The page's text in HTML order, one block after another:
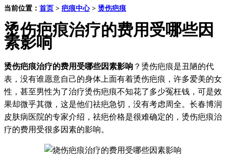
当前位置： 首页 > 疤痕中心> 烫伤疤痕
烫伤疤痕治疗的费用受哪些因
素影响
烫伤疤痕治疗的费用受哪些因素影响 ？烫伤疤痕是丑陋的代
表，没有谁愿意自己的身体上面有着烫伤疤痕，许多爱美的女
性，甚至男性为了治疗烫伤疤痕不知花了多少冤枉钱，可是效
果却微乎其微，这是他们祛疤急切，没有考虑周全。长春博润
皮肤病医院的专家介绍，祛疤价格是很难确定的，烫伤疤痕治
疗的费用受很多因素的影响。